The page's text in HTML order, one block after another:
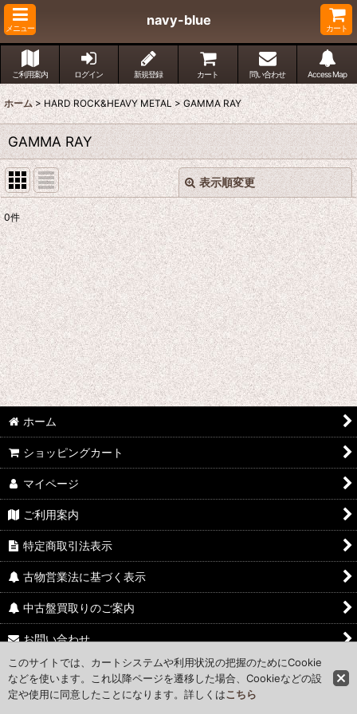
メニュー
navy-blue
カート
ご利用案内 ログイン 新規登録 カート 問い合わせ Access Map
ホーム > HARD ROCK&HEAVY METAL > GAMMA RAY
GAMMA RAY
表示順変更
表示数:
並び順:
絞り込む
閉じる
0件
ホーム
ショッピングカート
マイページ
ご利用案内
特定商取引法表示
古物営業法に基づく表示
中古盤買取りのご案内
お問い合わせ
Access Map
このサイトでは、カートシステムや利用状況の把握のためにCookie
などを使います。これ以降ページを遷移した場合、Cookieなどの設
定や使用に同意したことになります。詳しくはこちら